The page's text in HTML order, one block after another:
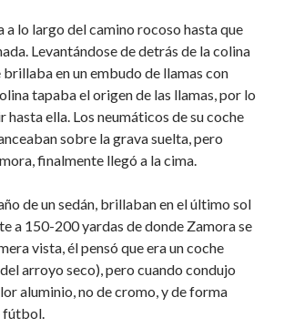
a lo largo del camino rocoso hasta que
Levantándose de detrás de la colina
en un embudo de llamas con
tapaba el origen de las llamas, por lo
ella. Los neumáticos de su coche
sobre la grava suelta, pero
finalmente llegó a la cima.
de un sedán, brillaban en el último sol
a 150-200 yardas de donde Zamora se
vista, él pensó que era un coche
arroyo seco), pero cuando condujo
aluminio, no de cromo, y de forma
fútbol.